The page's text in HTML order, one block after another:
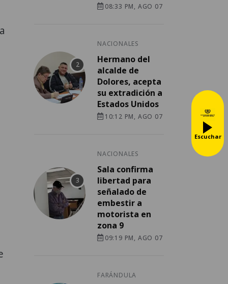
08:33 PM, AGO 07
NACIONALES
Hermano del
alcalde de
Dolores, acepta
su extradición a
Estados Unidos
10:12 PM, AGO 07
NACIONALES
Sala confirma
libertad para
señalado de
embestir a
motorista en
zona 9
09:19 PM, AGO 07
FARÁNDULA
Escuchar